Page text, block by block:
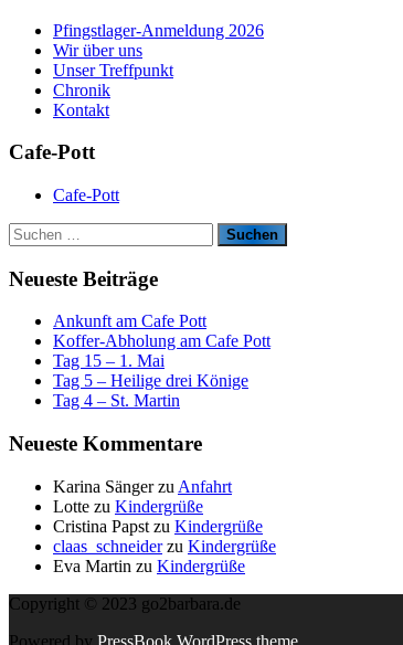
Pfingstlager-Anmeldung 2026
Wir über uns
Unser Treffpunkt
Chronik
Kontakt
Cafe-Pott
Cafe-Pott
S
u
c
h
Neueste Beiträge
Ankunft am Cafe Pott
Koffer-Abholung am Cafe Pott
Tag 15 – 1. Mai
Tag 5 – Heilige drei Könige
Tag 4 – St. Martin
Neueste Kommentare
Karina Sängerzu Anfahrt
Lotte zu Kindergrüße
Cristina Papst zu Kindergrüße
claas_schneiderzu Kindergrüße
Eva Martin zu Kindergrüße
Copyright © 2023 go2barbara.de
Powered by PressBook WordPress theme